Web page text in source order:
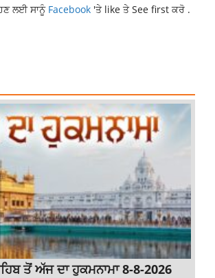
ਲਈ ਸਾਨੂੰ Facebook 'ਤੇ like ਤੇ See first ਕਰੋ .
ਤੋਂ ਅੱਜ ਦਾ ਹੁਕਮਨਾਮਾ 8-8-2026